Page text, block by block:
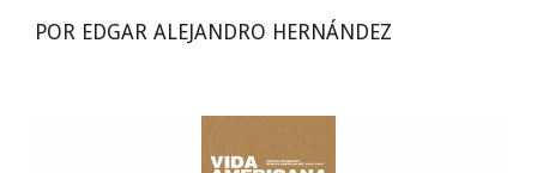
POR EDGAR ALEJANDRO HERNÁNDEZ